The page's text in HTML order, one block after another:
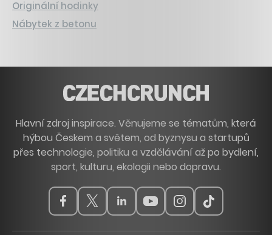
Originální hodinky
Nábytek z betonu
Hlavní zdroj inspirace. Věnujeme se tématům, která
hýbou Českem a světem, od byznysu a startupů
přes technologie, politiku a vzdělávání až po bydlení,
sport, kulturu, ekologii nebo dopravu.